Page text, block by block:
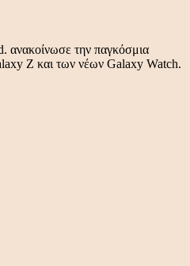
την παγκόσμια
Z και των νέων Galaxy Watch.